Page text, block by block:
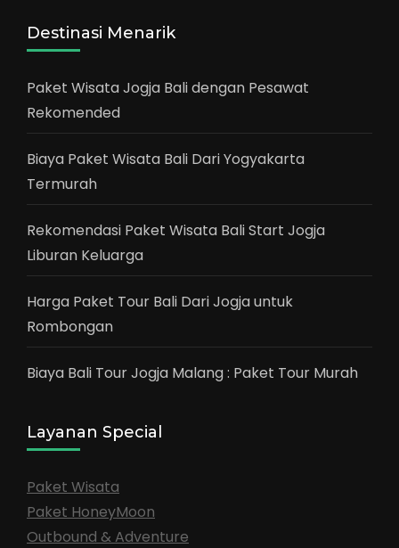
Destinasi Menarik
Paket Wisata Jogja Bali dengan Pesawat
Rekomended
Biaya Paket Wisata Bali Dari Yogyakarta
Termurah
Rekomendasi Paket Wisata Bali Start Jogja
Liburan Keluarga
Harga Paket Tour Bali Dari Jogja untuk
Rombongan
Biaya Bali Tour Jogja Malang : Paket Tour Murah
Layanan Special
Paket Wisata
Paket HoneyMoon
Outbound & Adventure